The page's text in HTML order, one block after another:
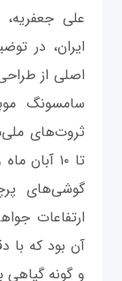
علی
ایران، در
اصلی از
سامسونگ
تا ۱۰
گوشی‌های
ارتفاعات
آن بود که با
و گونه گیاهی